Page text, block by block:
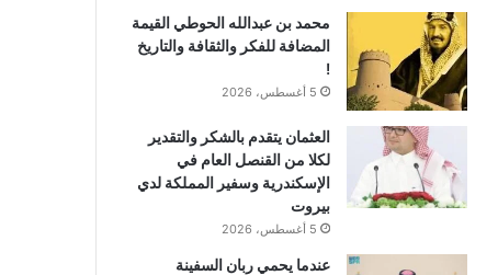
محمد بن عبدالله الحوطي القيمة
المضافة للفكر والثقافة والتاريخ
!
5 أغسطس، 2026
العثمان يتقدم بالشكر والتقدير
لكلا من القنصل العام في
الإسكندرية وسفير المملكة لدي
بيروت
5 أغسطس، 2026
عندما يحمي ربان السفينة